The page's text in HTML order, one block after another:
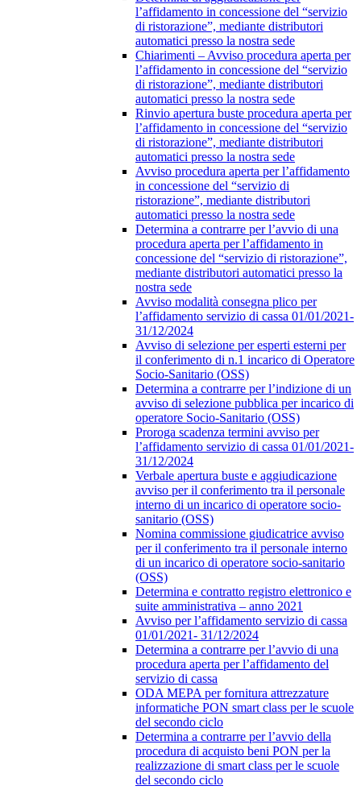
l’affidamento in concessione del “servizio
di ristorazione”, mediante distributori
automatici presso la nostra sede
Chiarimenti – Avviso procedura aperta per
l’affidamento in concessione del “servizio
di ristorazione”, mediante distributori
automatici presso la nostra sede
Rinvio apertura buste procedura aperta per
l’affidamento in concessione del “servizio
di ristorazione”, mediante distributori
automatici presso la nostra sede
Avviso procedura aperta per l’affidamento
in concessione del “servizio di
ristorazione”, mediante distributori
automatici presso la nostra sede
Determina a contrarre per l’avvio di una
procedura aperta per l’affidamento in
concessione del “servizio di ristorazione”,
mediante distributori automatici presso la
nostra sede
Avviso modalità consegna plico per
l’affidamento servizio di cassa 01/01/2021-
31/12/2024
Avviso di selezione per esperti esterni per
il conferimento di n.1 incarico di Operatore
Socio-Sanitario (OSS)
Determina a contrarre per l’indizione di un
avviso di selezione pubblica per incarico di
operatore Socio-Sanitario (OSS)
Proroga scadenza termini avviso per
l’affidamento servizio di cassa 01/01/2021-
31/12/2024
Verbale apertura buste e aggiudicazione
avviso per il conferimento tra il personale
interno di un incarico di operatore socio-
sanitario (OSS)
Nomina commissione giudicatrice avviso
per il conferimento tra il personale interno
di un incarico di operatore socio-sanitario
(OSS)
Determina e contratto registro elettronico e
suite amministrativa – anno 2021
Avviso per l’affidamento servizio di cassa
01/01/2021- 31/12/2024
Determina a contrarre per l’avvio di una
procedura aperta per l’affidamento del
servizio di cassa
ODA MEPA per fornitura attrezzature
informatiche PON smart class per le scuole
del secondo ciclo
Determina a contrarre per l’avvio della
procedura di acquisto beni PON per la
realizzazione di smart class per le scuole
del secondo ciclo